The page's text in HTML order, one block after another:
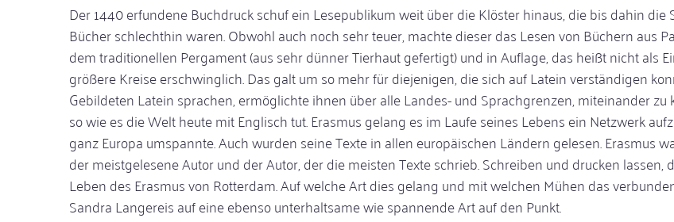
Der 1440 erfundene Buchdruck schuf ein Lesepublikum weit über die Klöster hinaus, die bis dahin die
Bücher schlechthin waren. Obwohl auch noch sehr teuer, machte dieser das Lesen von Büchern aus
dem traditionellen Pergament (aus sehr dünner Tierhaut gefertigt) und in Auflage, das heißt nicht als
größere Kreise erschwinglich. Das galt um so mehr für diejenigen, die sich auf Latein verständigen
Gebildeten Latein sprachen, ermöglichte ihnen über alle Landes- und Sprachgrenzen, miteinander zu
so wie es die Welt heute mit Englisch tut. Erasmus gelang es im Laufe seines Lebens ein Netzwerk
ganz Europa umspannte. Auch wurden seine Texte in allen europäischen Ländern gelesen. Erasmus
der meistgelesene Autor und der Autor, der die meisten Texte schrieb. Schreiben und drucken lassen,
Leben des Erasmus von Rotterdam. Auf welche Art dies gelang und mit welchen Mühen das
Sandra Langereis auf eine ebenso unterhaltsame wie spannende Art auf den Punkt.